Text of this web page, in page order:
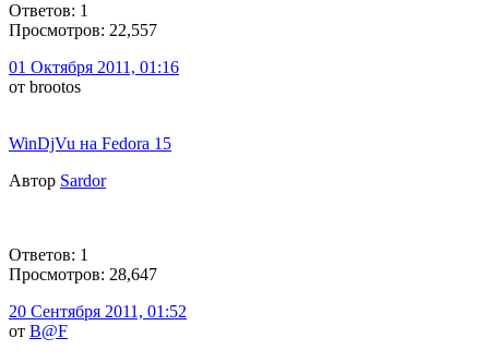
Ответов: 1
Просмотров: 22,557
01 Октября 2011, 01:16
от brootos
WinDjVu на Fedora 15
Автор Sardor
Ответов: 1
Просмотров: 28,647
20 Сентября 2011, 01:52
от B@F